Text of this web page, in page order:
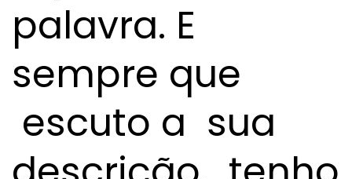
palavra. E
sempre que
escuto a sua